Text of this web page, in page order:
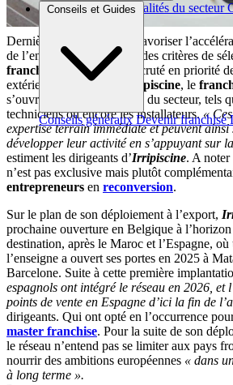
Brèves et actus Actualités du secteur
Conseils et Guides
Conseils généraux Devenir franchisé
Dernière initiative sensée favoriser
de l’enseigne : l’évolution des critères de
franchisés
. Après avoir recruté en priorité
extérieurs à l’univers de la piscine, le
s’ouvrir aux professionnels du secteur, tels
techniciens ou encore les installateurs. «
expertise terrain immédiate et peuvent
développer leur activité en s’appuyant sur
estiment les dirigeants d’Irripiscine. A
n’est pas exclusive mais plutôt
entrepreneurs en reconversion.
Sur le plan de son déploiement à l’export,
prochaine ouverture en Belgique à
destination, après le Maroc et l’Espagne, où
l’enseigne a ouvert ses portes en 2025 à
Barcelone. Suite à cette première
espagnols ont intégré le réseau en 2026, et
points de vente en Espagne d’ici la fin de
dirigeants. Qui ont opté en l’occurrence
master franchise. Pour la suite de son
le réseau n’entend pas se limiter aux pays
nourrir des ambitions européennes « dans
à long terme ».